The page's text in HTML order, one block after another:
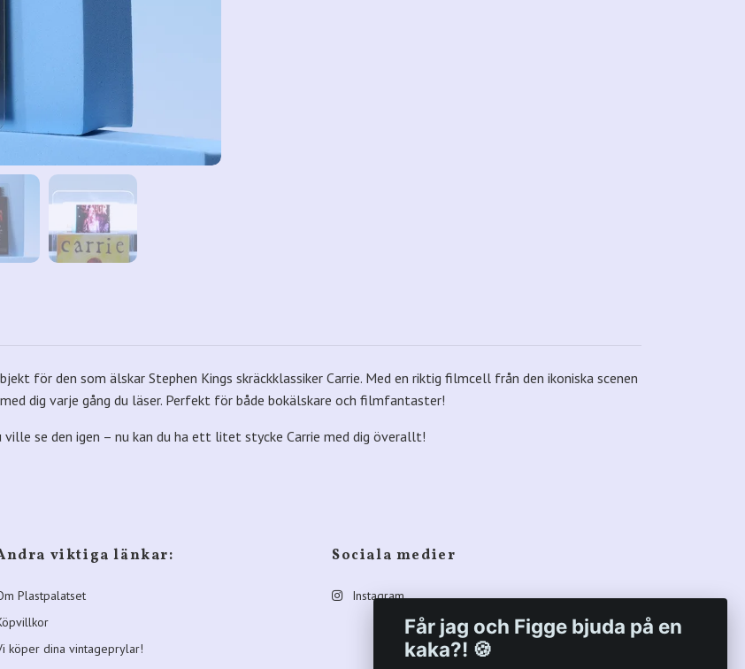
för den som älskar Stephen Kings skräckklassiker Carrie. Med en riktig filmcell från den ikoniska scenen
dig varje gång du läser. Perfekt för både bokälskare och filmfantaster!
se den igen – nu kan du ha ett litet stycke Carrie med dig överallt!
viktiga länkar:
Plastpalatset
köper dina vintageprylar!
Sociala medier
Instagram
Får jag och Figge bjuda på en
kaka?! 🍪